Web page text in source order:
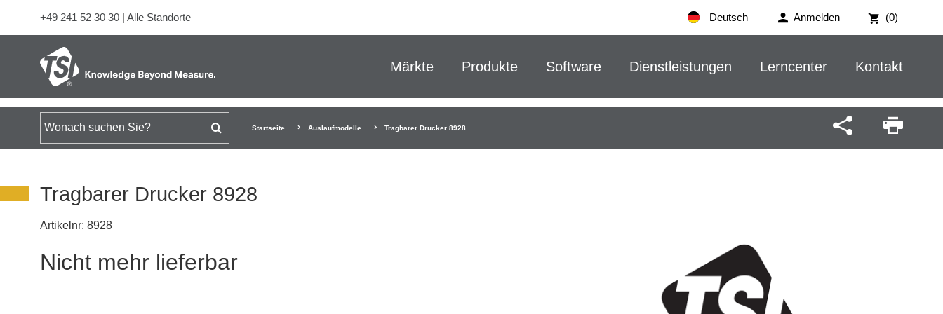
Anmelden (0)
+49 241 52 30 30 | Alle Standorte Deutsch
Märkte Produkte Software Dienstleistungen Lerncenter Kontakt
Suchen nach Startseite Auslaufmodelle Tragbarer Drucker 8928
Tragbarer Drucker 8928
Artikelnr: 8928
Nicht mehr lieferbar